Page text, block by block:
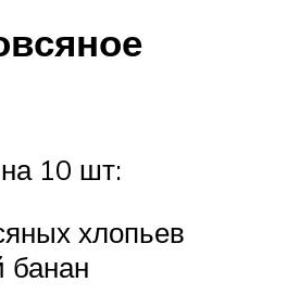
10 шт:
хлопьев
банан